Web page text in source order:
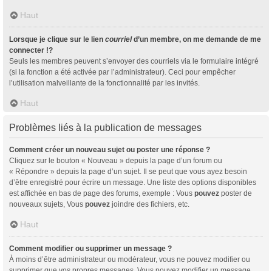
Haut
Lorsque je clique sur le lien courrield’un membre, on me demande de me
connecter !?
Seuls les membres peuvent s’envoyer des courriels via le formulaire intégré
(si la fonction a été activée par l’administrateur). Ceci pour empêcher
l’utilisation malveillante de la fonctionnalité par les invités.
Haut
Problèmes liés à la publication de messages
Comment créer un nouveau sujet ou poster une réponse ?
Cliquez sur le bouton « Nouveau » depuis la page d’un forum ou
« Répondre » depuis la page d’un sujet. Il se peut que vous ayez besoin
d’être enregistré pour écrire un message. Une liste des options disponibles
est affichée en bas de page des forums, exemple : Vous pouvez poster de
nouveaux sujets, Vous pouvez joindre des fichiers, etc.
Haut
Comment modifier ou supprimer un message ?
À moins d’être administrateur ou modérateur, vous ne pouvez modifier ou